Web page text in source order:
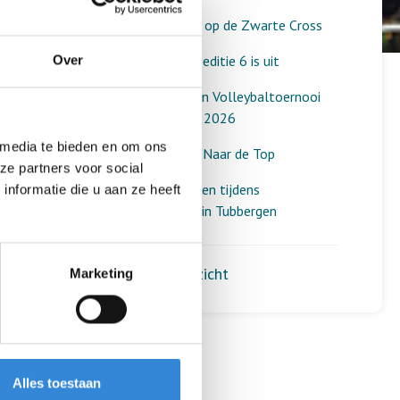
Over
te bieden en om ons
partners voor social
die u aan ze heeft
Marketing
Alles toestaan
Een geslaagde dag op de Zwarte Cross
Aardewerk verslag editie 6 is uit
Dit was het Aveleijn Volleybaltoernooi
voor medewerkers 2026
Diploma-uitreiking Naar de Top
Mooie ontmoetingen tijdens
spelletjesochtend in Tubbergen
Terug naar het overzicht